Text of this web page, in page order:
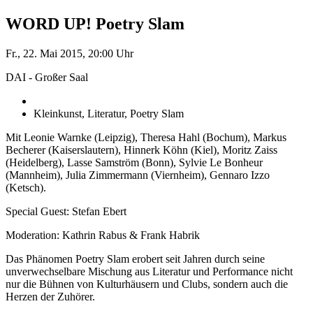
WORD UP! Poetry Slam
Fr., 22. Mai 2015, 20:00 Uhr
DAI - Großer Saal
Kleinkunst, Literatur, Poetry Slam
Mit Leonie Warnke (Leipzig), Theresa Hahl (Bochum), Markus
Becherer (Kaiserslautern), Hinnerk Köhn (Kiel), Moritz Zaiss
(Heidelberg), Lasse Samström (Bonn), Sylvie Le Bonheur
(Mannheim), Julia Zimmermann (Viernheim), Gennaro Izzo
(Ketsch).
Special Guest: Stefan Ebert
Moderation: Kathrin Rabus & Frank Habrik
Das Phänomen Poetry Slam erobert seit Jahren durch seine
unverwechselbare Mischung aus Literatur und Performance nicht
nur die Bühnen von Kulturhäusern und Clubs, sondern auch die
Herzen der Zuhörer.